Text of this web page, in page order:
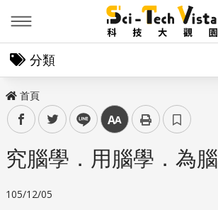
分類
首頁
facebooktwitter line 中
究腦學．用腦學．為
105/12/05